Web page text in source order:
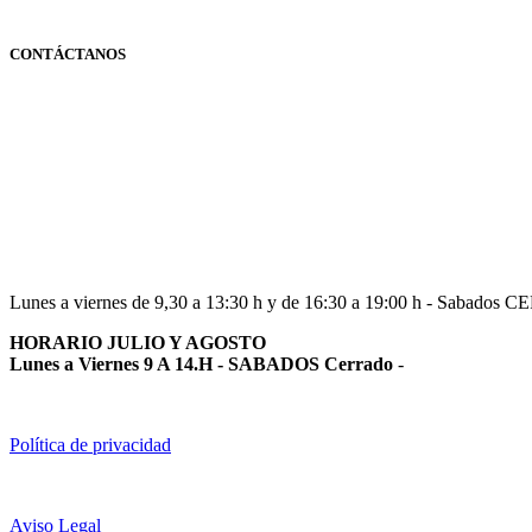
CONTÁCTANOS
Lunes a viernes de 9,30 a 13:30 h y de 16:30 a 19:00 h - Sabados
HORARIO JULIO Y AGOSTO
Lunes a Viernes 9 A 14.H - SABADOS Cerrado -
Política de privacidad
Aviso Legal